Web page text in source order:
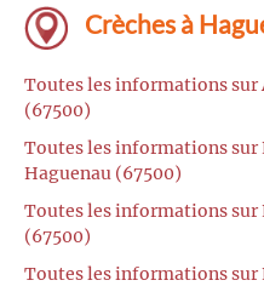
Crèches à
Toutes les informations sur
(67500)
Toutes les informations sur
Haguenau (67500)
Toutes les informations sur
(67500)
Toutes les informations sur